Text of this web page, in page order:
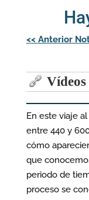
Navegación
de
<< Anterior
Vídeos
En este viaje
entre 440 y
cómo
que
periodo de
proceso se